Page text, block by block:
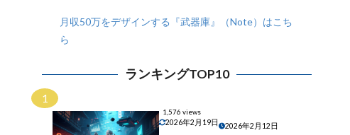
月収50万をデザインする『武器庫』（Note）はこち
ら
ランキングTOP10
1
1,576 views
2026年2月19日 2026年2月12日